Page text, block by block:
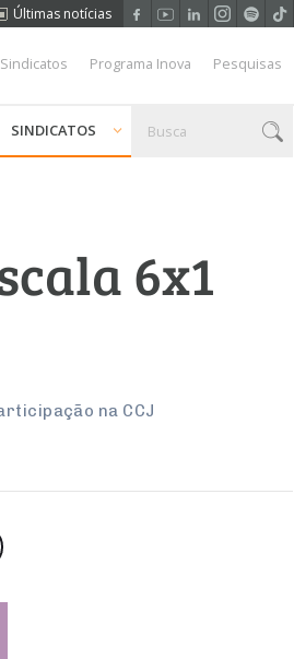
Últimas notícias
Programa Inova Pesquisas
SINDICATOS
6x1
na CCJ